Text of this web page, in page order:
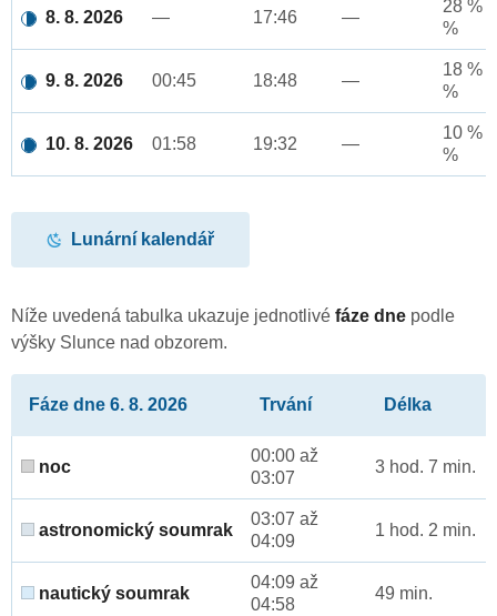
8. 8. 2026 — 17:46 —
28 %
%
9. 8. 2026 00:45 18:48 —
18 %
%
10. 8. 2026 01:58 19:32 —
10 %
%
Lunární kalendář
Níže uvedená tabulka ukazuje jednotlivé fáze dne podle
výšky Slunce nad obzorem.
Fáze dne 6. 8. 2026 Trvání Délka
noc
00:00 až
03:07
3 hod. 7 min.
astronomický soumrak
03:07 až
04:09
1 hod. 2 min.
nautický soumrak
04:09 až
04:58
49 min.